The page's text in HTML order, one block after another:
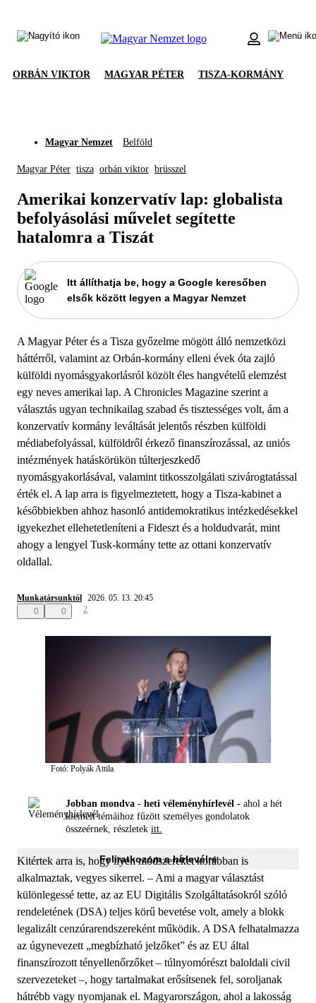
ORBÁN VIKTOR MAGYAR PÉTER TISZA-KORMÁNY
Magyar Nemzet Belföld
Magyar Péter tisza orbán viktor brüsszel
Amerikai konzervatív lap: globalista
befolyásolási művelet segítette
hatalomra a Tiszát
Itt állíthatja be, hogy a Google keresőben
elsők között legyen a Magyar Nemzet
A Magyar Péter és a Tisza győzelme mögött álló nemzetközi
háttérről, valamint az Orbán-kormány elleni évek óta zajló
külföldi nyomásgyakorlásról közölt éles hangvételű elemzést
egy neves amerikai lap. A Chronicles Magazine szerint a
választás ugyan technikailag szabad és tisztességes volt, ám a
konzervatív kormány leváltását jelentős részben külföldi
médiabefolyással, külföldről érkező finanszírozással, az uniós
intézmények hatáskörükön túlterjeszkedő
nyomásgyakorlásával, valamint titkosszolgálati szivárogtatással
érték el. A lap arra is figyelmeztetett, hogy a Tisza-kabinet a
későbbiekben ahhoz hasonló antidemokratikus intézkedésekkel
igyekezhet ellehetetleníteni a Fideszt és a holdudvarát, mint
ahogy a lengyel Tusk-kormány tette az ottani konzervatív
oldallal.
Munkatársunktól 2026. 05. 13. 20:45
0
0 2
Fotó: Polyák Attila
Jobban mondva - heti véleményhírlevél - ahol a hét
kiemelt témáihoz fűzött személyes gondolatok
összeérnek, részletek itt.
Feliratkozom a hírlevélre
Kitértek arra is, hogy ilyen módszereket korábban is
alkalmaztak, vegyes sikerrel. – Ami a magyar választást
különlegessé tette, az az EU Digitális Szolgáltatásokról szóló
rendeletének (DSA) teljes körű bevetése volt, amely a blokk
legalizált cenzúrarendszereként működik. A DSA felhatalmazza
az úgynevezett „megbízható jelzőket” és az EU által
finanszírozott tényellenőrzőket – túlnyomórészt baloldali civil
szervezeteket –, hogy tartalmakat erősítsenek fel, soroljanak
hátrébb vagy nyomjanak el. Magyarországon, ahol a lakosság